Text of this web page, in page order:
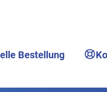
Bestellung